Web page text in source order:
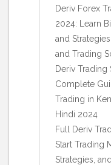
Deriv Forex
2024: Learn
and
and Trading
Deriv Trading
Complete
Trading in
Hindi 2024
Full Deriv
Start Trading
Strategies,